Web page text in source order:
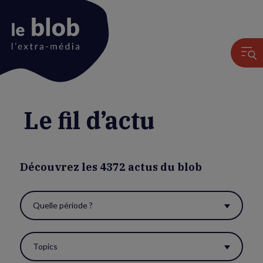
Le fil d’actu
Découvrez les 4372 actus du blob
these
filters
Quelle période ?
Topics